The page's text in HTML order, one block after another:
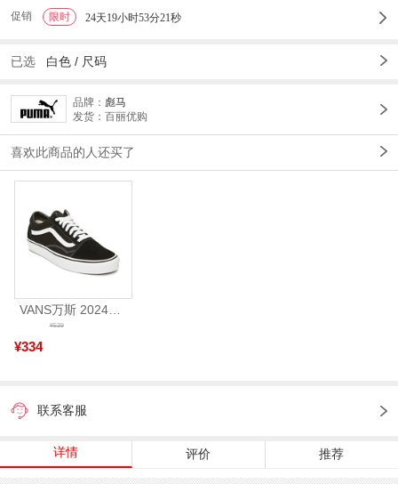
促销 限时 24天19小时53分21秒
已选 白色 / 尺码
品牌： 彪马
发货：百丽优购
喜欢此商品的人还买了
VANS万斯 2024年新款中性OldSkool帆布鞋/硫化鞋VN000D3HY28（延续款）
¥334
¥539
联系客服
详情 评价 推荐